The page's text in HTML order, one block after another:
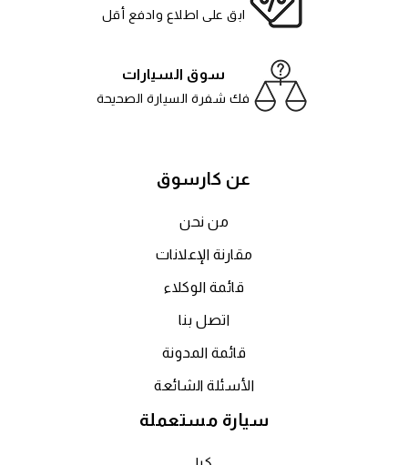
ابق على اطلاع وادفع أقل
سوق السيارات
فك شفرة السيارة الصحيحة
عن كارسوق
من نحن
مقارنة الإعلانات
قائمة الوكلاء
اتصل بنا
قائمة المدونة
الأسئلة الشائعة
سيارة مستعملة